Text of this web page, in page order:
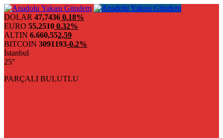
DOLAR 47,7436 0.18%
EURO 55,2510 0.32%
ALTIN 6.660,552,59
BITCOIN 3091193-0.2%
İstanbul
25°
PARÇALI BULUTLU